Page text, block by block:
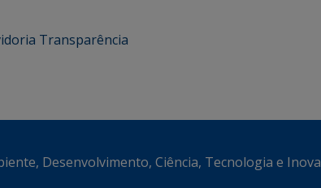
Transparência
Desenvolvimento, Ciência, Tecnologia e